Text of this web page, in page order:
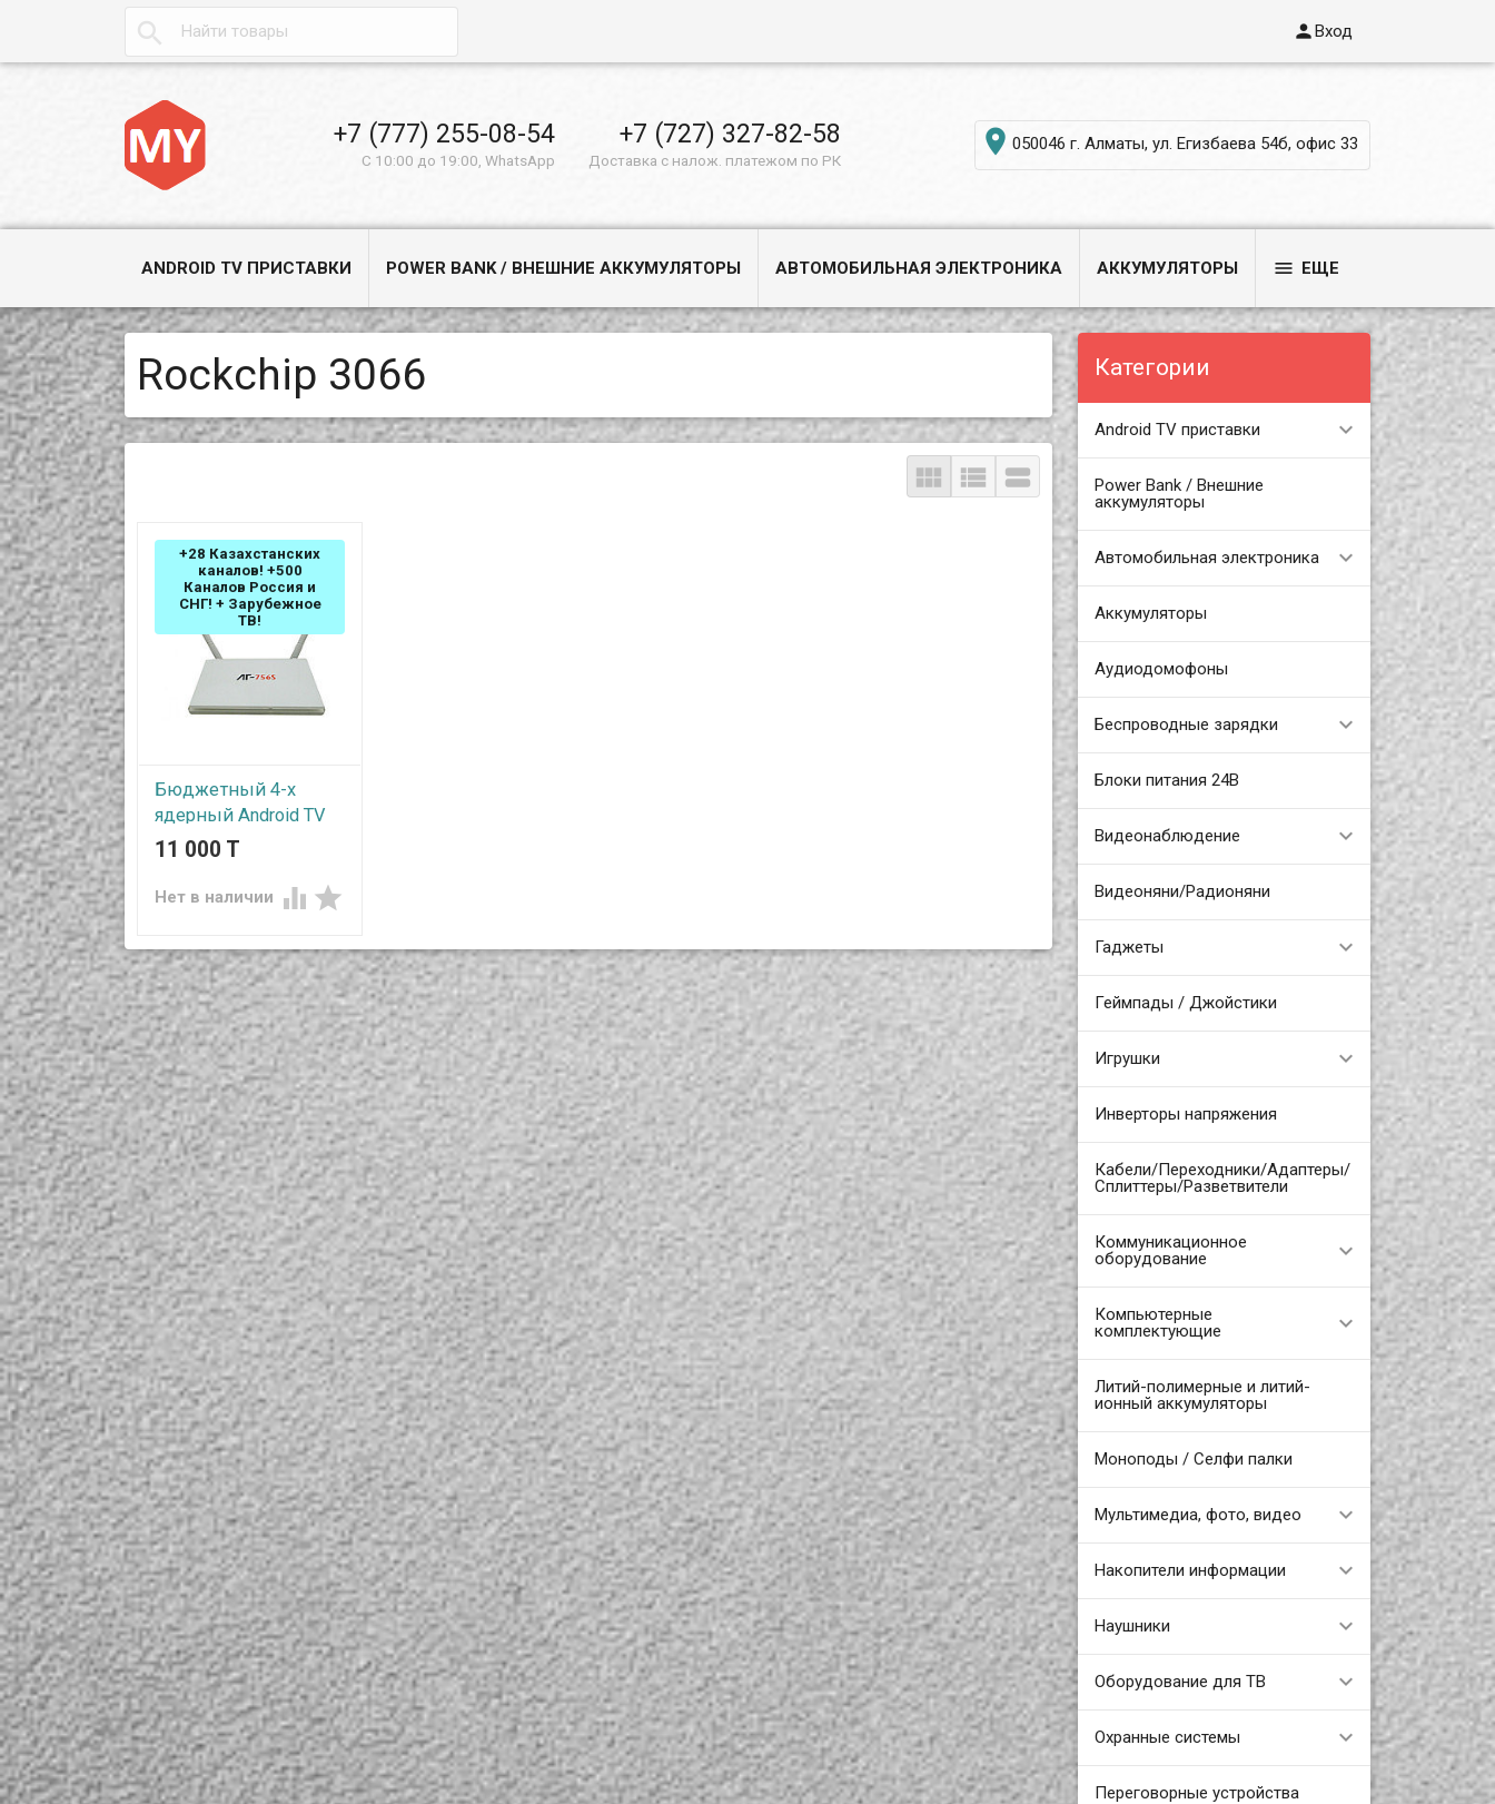
 Вход
+7 (777) 255-08-54
С 10:00 до 19:00, WhatsApp
+7 (727) 327-82-58
Доставка с налож. платежом по РК
 050046 г. Алматы, ул. Егизбаева 54б, офис 33
ANDROID TV ПРИСТАВКИ POWER BANK / ВНЕШНИЕ АККУМУЛЯТОРЫ АВТОМОБИЛЬНАЯ ЭЛЕКТРОНИКА АККУМУЛЯТОРЫ  ЕЩЕ
Категории
Android TV приставки
Power Bank / Внешние
аккумуляторы
Автомобильная электроника
Аккумуляторы
Аудиодомофоны
Беспроводные зарядки
Блоки питания 24В
Видеонаблюдение
Видеоняни/Радионяни
Гаджеты
Геймпады / Джойстики
Игрушки
Инверторы напряжения
Кабели/Переходники/Адаптеры/
Сплиттеры/Разветвители
Коммуникационное
оборудование
Компьютерные
комплектующие
Литий-полимерные и литий-
ионный аккумуляторы
Моноподы / Селфи палки
Мультимедиа, фото, видео
Накопители информации
Наушники
Оборудование для ТВ
Охранные системы
Переговорные устройства
Rockchip 3066
  
+28 Казахстанских
каналов! +500
Каналов Россия и
СНГ! + Зарубежное
ТВ!
Бюджетный 4-х
ядерный Android TV
Box с возможностью
телевизорам старого
Когда экрана смартфона
уже мало и хочется
просматривать страницы
интернет сайтов с
большого экрана своего
телевизора или просто
посмотреть фильм, на
помощь приходит Android
TV box модели AF-756S...
11 000 T
Нет в наличии  